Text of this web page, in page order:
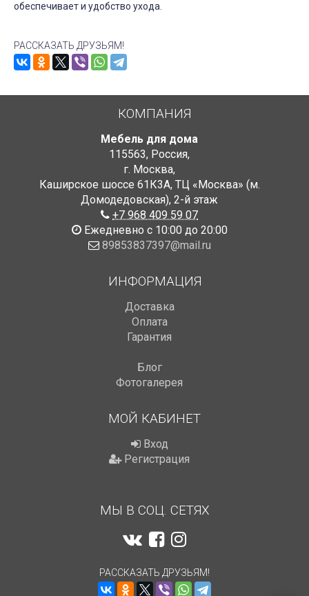
обеспечивает и удобство ухода.
РАССКАЗАТЬ ДРУЗЬЯМ!
КОМПАНИЯ
Мебель для дома
115563, Россия,
г. Москва,
Каширское шоссе 61К3А, ТЦ «Москва» (м.
Домодедовская), 2-й этаж
+7 968 409 59 07
Ежедневно с 10:00 до 20:00
89853837397@mail.ru
ИНФОРМАЦИЯ
Доставка
Оплата
Гарантия
Блог
Фотогалерея
МОЙ КАБИНЕТ
Вход
Регистрация
МЫ В СОЦ. СЕТЯХ
РАССКАЗАТЬ ДРУЗЬЯМ!